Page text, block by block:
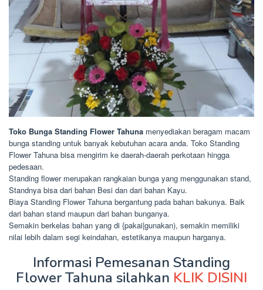
Toko Bunga Standing Flower Tahuna menyediakan beragam macam
bunga standing untuk banyak kebutuhan acara anda. Toko Standing
Flower Tahuna bisa mengirim ke daerah-daerah perkotaan hingga
pedesaan.
Standing flower merupakan rangkaian bunga yang menggunakan stand,
Standnya bisa dari bahan Besi dan dari bahan Kayu.
Biaya Standing Flower Tahuna bergantung pada bahan bakunya. Baik
dari bahan stand maupun dari bahan bunganya.
Semakin berkelas bahan yang di {pakai|gunakan), semakin memiliki
nilai lebih dalam segi keindahan, estetikanya maupun harganya.
Informasi Pemesanan Standing
Flower Tahuna silahkan KLIK DISINI